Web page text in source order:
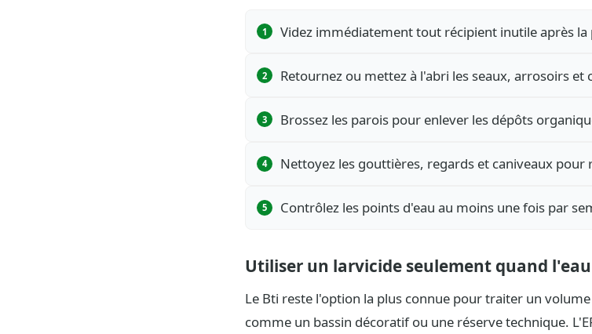
Videz immédiatement tout récipient inutile après la
Retournez ou mettez à l'abri les seaux, arrosoirs et
Brossez les parois pour enlever les dépôts
Nettoyez les gouttières, regards et caniveaux pour
Contrôlez les points d'eau au moins une fois par
Utiliser un larvicide seulement quand
Le Bti reste l'option la plus connue pour traiter un
comme un bassin décoratif ou une réserve technique.